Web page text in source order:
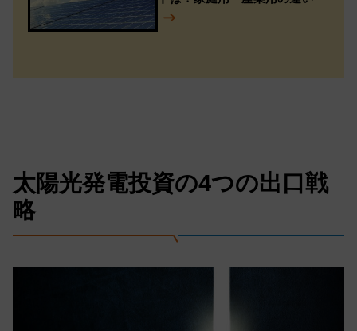
太陽光発電投資の4つの出口戦
略